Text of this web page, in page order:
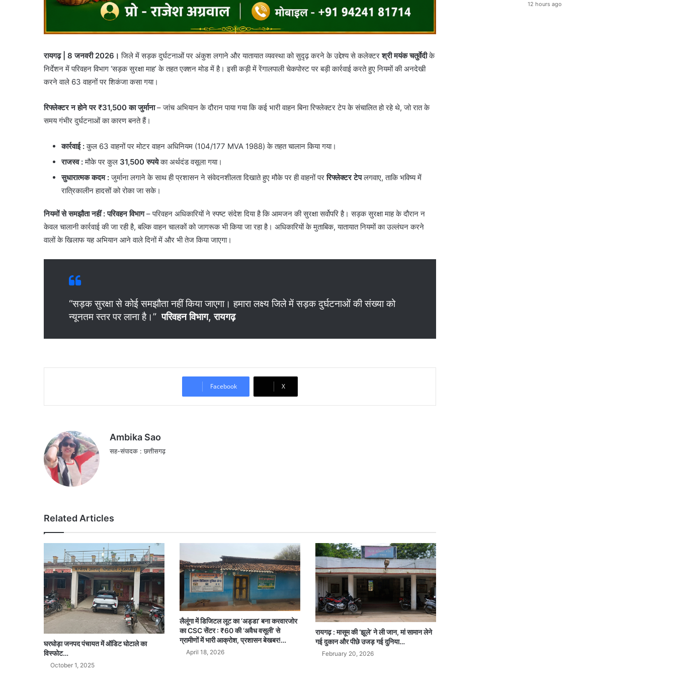
रायगढ़ | 8 जनवरी 2026। जिले में सड़क दुर्घटनाओं पर अंकुश लगाने और यातायात व्यवस्था को सुदृढ़ करने के उद्देश्य से कलेक्टरश्री मयंक चतुर्वेदीके
निर्देशन में परिवहन विभाग ‘सड़क सुरक्षा माह’ के तहत एक्शन मोड में है। इसी कड़ी में रेंगालपाली चेकपोस्ट पर बड़ी कार्रवाई करते हुए नियमों की अनदेखी
करने वाले 63 वाहनों पर शिकंजा कसा गया।
रिफ्लेक्टर न होने पर ₹31,500 का जुर्माना– ​जांच अभियान के दौरान पाया गया कि कई भारी वाहन बिना रिफ्लेक्टर टेप के संचालित हो रहे थे, जो रात के
समय गंभीर दुर्घटनाओं का कारण बनते हैं।
कार्रवाई :कुल 63 वाहनों पर मोटर वाहन अधिनियम (104/177 MVA 1988) के तहत चालान किया गया।
राजस्व :मौके पर कुल 31,500 रुपयेका अर्थदंड वसूला गया।
सुधारात्मक कदम :जुर्माना लगाने के साथ ही प्रशासन ने संवेदनशीलता दिखाते हुए मौके पर ही वाहनों पररिफ्लेक्टर टेपलगवाए, ताकि भविष्य में
रात्रिकालीन हादसों को रोका जा सके।
नियमों से समझौता नहीं : परिवहन विभाग– परिवहन अधिकारियों ने स्पष्ट संदेश दिया है कि आमजन की सुरक्षा सर्वोपरि है। सड़क सुरक्षा माह के दौरान न
केवल चालानी कार्रवाई की जा रही है, बल्कि वाहन चालकों को जागरूक भी किया जा रहा है। अधिकारियों के मुताबिक, यातायात नियमों का उल्लंघन करने
वालों के खिलाफ यह अभियान आने वाले दिनों में और भी तेज किया जाएगा।
“सड़क सुरक्षा से कोई समझौता नहीं किया जाएगा। हमारा लक्ष्य जिले में सड़क दुर्घटनाओं की संख्या को
न्यूनतम स्तर पर लाना है।”परिवहन विभाग, रायगढ़
Facebook X
Ambika Sao
सह-संपादक : छत्तीसगढ़
Related Articles
घरघोड़ा जनपद पंचायत में ऑडिट घोटाले का
विस्फोट…
October 1, 2025
लैलूंगा में डिजिटल लूट का ‘अड्डा’ बना करवारजोर
का CSC सेंटर : ₹60 की ‘अवैध वसूली’ से
ग्रामीणों में भारी आक्रोश, प्रशासन बेखबर!…
April 18, 2026
रायगढ़ : मासूम की ‘झूले’ ने ली जान, मां सामान लेने
गई दुकान और पीछे उजड़ गई दुनिया…
February 20, 2026
12 hours ago